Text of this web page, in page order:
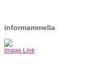
informammella
Image Link